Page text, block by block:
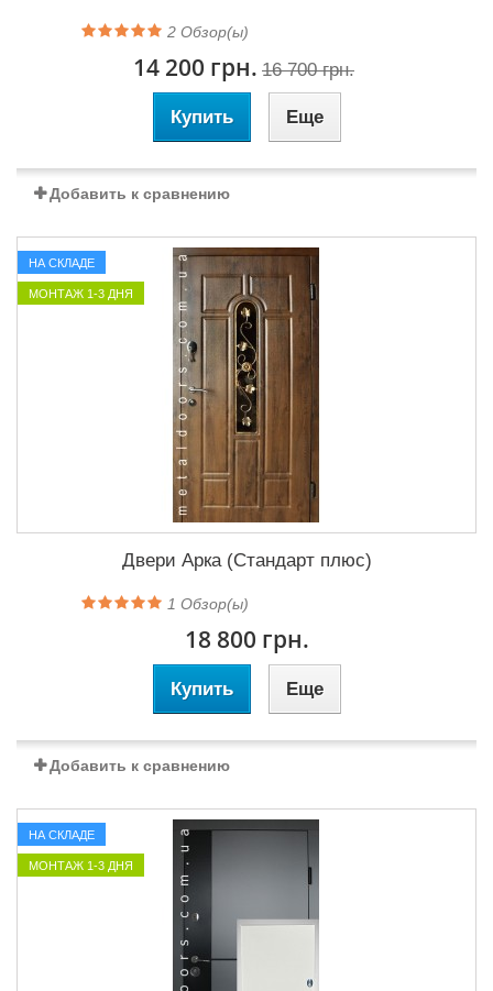
2 Обзор(ы)
14 200 грн. 16 700 грн.
Купить Еще
Добавить к сравнению
НА СКЛАДЕ
МОНТАЖ 1-3 ДНЯ
Двери Арка (Стандарт плюс)
1 Обзор(ы)
18 800 грн.
Купить Еще
Добавить к сравнению
НА СКЛАДЕ
МОНТАЖ 1-3 ДНЯ